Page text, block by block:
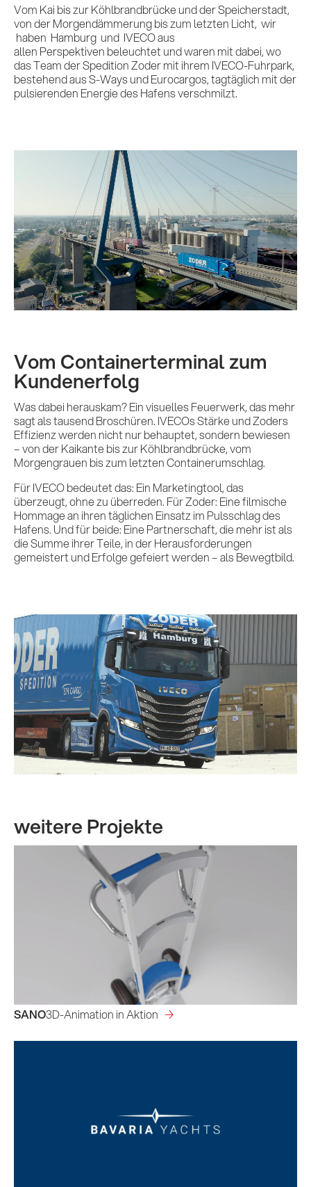
Leistungen
Referenzen
Impulse &
Insights
KI x B2B
Kontakt
Vom Kai bis zur Köhlbrandbrücke und der Speicherstadt,
von der Morgendämmerung bis zum letzten Licht, wir
haben Hamburg und IVECO aus
allen Perspektiven beleuchtet und waren mit dabei, wo
das Team der Spedition Zoder mit ihrem IVECO-Fuhrpark,
bestehend aus S-Ways und Eurocargos, tagtäglich mit der
pulsierenden Energie des Hafens verschmilzt.
Vom Containerterminal zum
Kundenerfolg
Was dabei herauskam? Ein visuelles Feuerwerk, das mehr
sagt als tausend Broschüren. IVECOs Stärke und Zoders
Effizienz werden nicht nur behauptet, sondern bewiesen
– von der Kaikante bis zur Köhlbrandbrücke, vom
Morgengrauen bis zum letzten Containerumschlag.
Für IVECO bedeutet das: Ein Marketingtool, das
überzeugt, ohne zu überreden. Für Zoder: Eine filmische
Hommage an ihren täglichen Einsatz im Pulsschlag des
Hafens. Und für beide: Eine Partnerschaft, die mehr ist als
die Summe ihrer Teile, in der Herausforderungen
gemeistert und Erfolge gefeiert werden – als Bewegtbild.
weitere Projekte
SANO3D-Animation in Aktion